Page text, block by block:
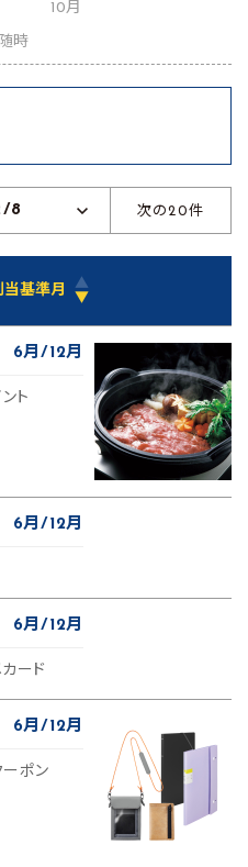
10月
時
8 次の20件
▲
当基準月 ▼
6月 12月
ト
6月 12月
6月 12月
ード
6月 12月
ーポン